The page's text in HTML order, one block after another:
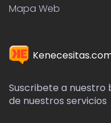
Mapa Web
Suscribete a
de nuestros servicios